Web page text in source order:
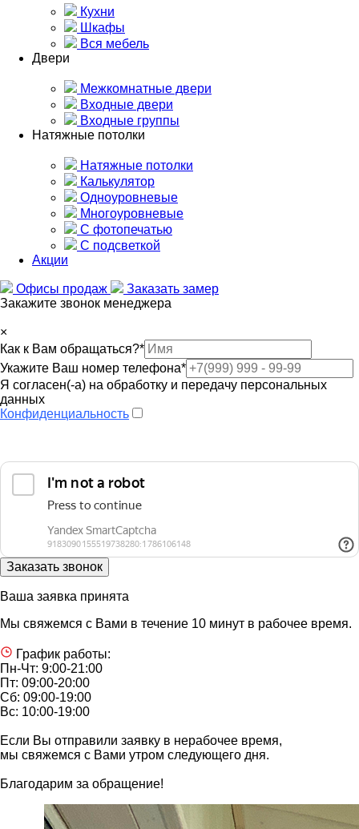
Кухни
Шкафы
Вся мебель
Двери
Межкомнатные двери
Входные двери
Входные группы
Натяжные потолки
Натяжные потолки
Калькулятор
Одноуровневые
Многоуровневые
С фотопечатью
С подсветкой
Акции
Офисы продаж
Заказать замер
Закажите звонок менеджера
×
Как к Вам обращаться?*
Укажите Ваш номер телефона*
Я согласен(-а) на обработку и передачу персональных
данных
Конфиденциальность
Ваша заявка принята
Мы свяжемся с Вами в течение 10 минут в рабочее время.
График работы:
Пн-Чт: 9:00-21:00
Пт: 09:00-20:00
Сб: 09:00-19:00
Вс: 10:00-19:00
Если Вы отправили заявку в нерабочее время,
мы свяжемся с Вами утром следующего дня.
Благодарим за обращение!